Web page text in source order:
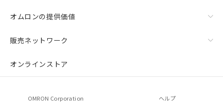
オムロンの提供価値
販売ネットワーク
オンラインストア
OMRON Corporation ヘルプ